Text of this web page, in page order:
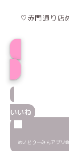
♡赤門通り店
いいね
めいどりーみんアプリ